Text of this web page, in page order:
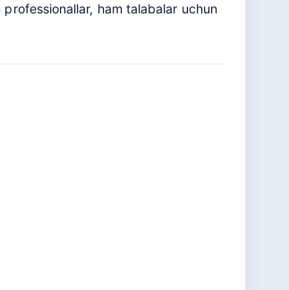
professionallar, ham talabalar uchun